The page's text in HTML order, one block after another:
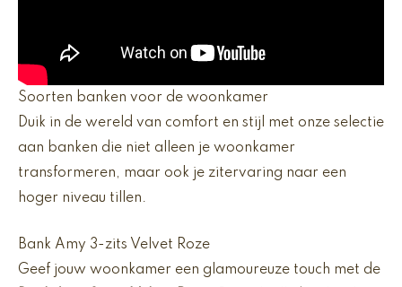
Soorten banken voor de woonkamer
Duik in de wereld van comfort en stijl met onze selectie
aan banken die niet alleen je woonkamer
transformeren, maar ook je zitervaring naar een
hoger niveau tillen.
Bank Amy 3-zits Velvet Roze
Geef jouw woonkamer een glamoureuze touch met de